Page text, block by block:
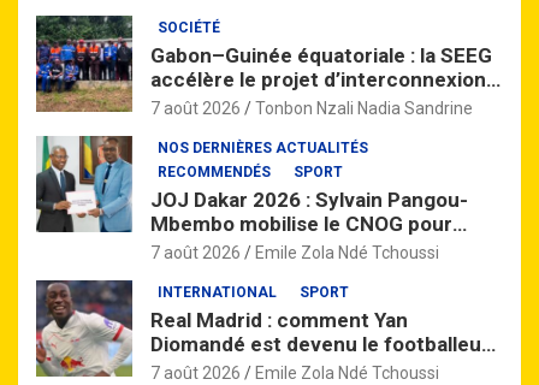
SOCIÉTÉ
Gabon–Guinée équatoriale : la SEEG
accélère le projet d’interconnexion
électrique dans le Woleu-Ntem
7 août 2026 Tonbon Nzali Nadia Sandrine
NOS DERNIÈRES ACTUALITÉS
RECOMMENDÉS
SPORT
JOJ Dakar 2026 : Sylvain Pangou-
Mbembo mobilise le CNOG pour
préparer la relève gabonaise
7 août 2026 Emile Zola Ndé Tchoussi
INTERNATIONAL SPORT
Real Madrid : comment Yan
Diomandé est devenu le footballeur
africain le plus cher de l’histoire
7 août 2026 Emile Zola Ndé Tchoussi